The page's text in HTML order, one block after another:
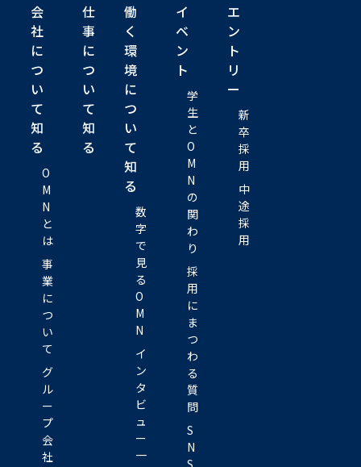
会
社
に
つ
い
て
知
る
O
M
N
と
は
事
業
に
つ
い
て
グ
ル
ー
プ
会
社
仕
事
に
つ
い
て
知
る
働
く
環
境
に
つ
い
て
知
る
数
字
で
見
る
O
M
N
イ
ン
タ
ビ
ュ
ー
一
イ
ベ
ン
ト
学
生
と
O
M
N
の
関
わ
り
採
用
に
ま
つ
わ
る
質
問
S
N
S
エ
ン
ト
リ
ー
新
卒
採
用
中
途
採
用